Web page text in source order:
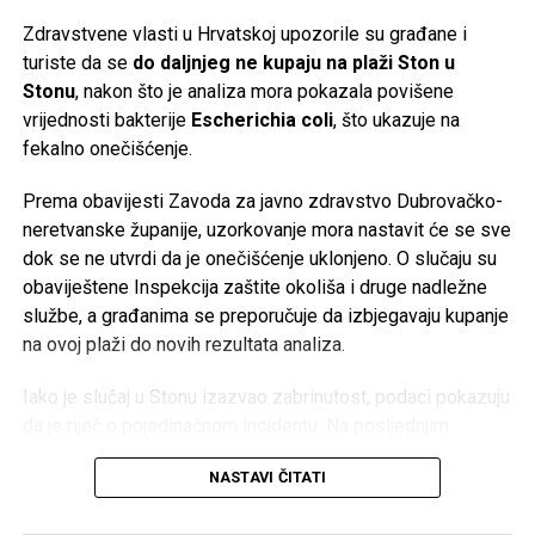
plan je izdvajanje poslovanja s baterijama za domaćinstvo i
formiranje nove vlasničke strukture za taj segment.
Više od stoljeća tradicije
Korijeni Varte sežu u
nastao je od njemačkog izrazaVertrieb, Aufladung,
Reparatur transportabler Akkumulatoren(prodaja, punjenje
i popravka prenosnih akumulatora). Njene baterije koristio
je čak i poznati istraživačFridtjof Nansentokom polarnih
ekspedicija.
Međutim, historija kompanije ima i tamnu stranu. Početkom
20. stoljeća tadašnji proizvođač AFA preuzima industrijalac
kompanija je koristila prisilni rad logoraša i ratnih
zarobljenika u fabrikama akumulatora širom okupirane
Zdravstvene vlasti u Hrvatskoj upozorile su građane i
turiste da se do daljnjeg ne kupaju na plaži Ston u
Stonu, nakon što je analiza mora pokazala povišene
vrijednosti bakterije Escherichia coli, što ukazuje na
fekalno onečišćenje.
Prema obavijesti Zavoda za javno zdravstvo Dubrovačko-
neretvanske županije, uzorkovanje mora nastavit će se sve
dok se ne utvrdi da je onečišćenje uklonjeno. O slučaju su
obaviještene Inspekcija zaštite okoliša i druge nadležne
službe, a građanima se preporučuje da izbjegavaju kupanje
na ovoj plaži do novih rezultata analiza.
Iako je slučaj u Stonu izazvao zabrinutost, podaci pokazuju
redovnim mjerenjima kvaliteta mora na području
Dubrovačko-neretvanske županije bila je vrlo dobra – od
NASTAVI ČITATI